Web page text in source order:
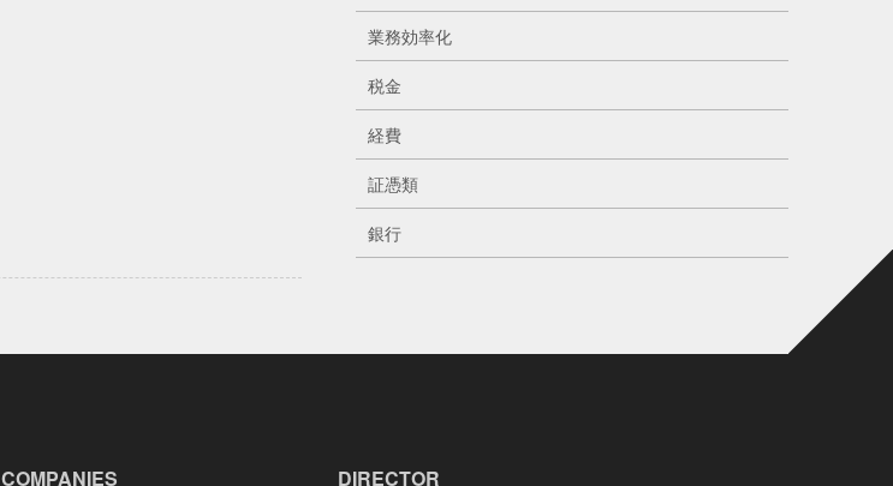
業務効率化
税金
経費
証憑類
銀行
DIRECTOR